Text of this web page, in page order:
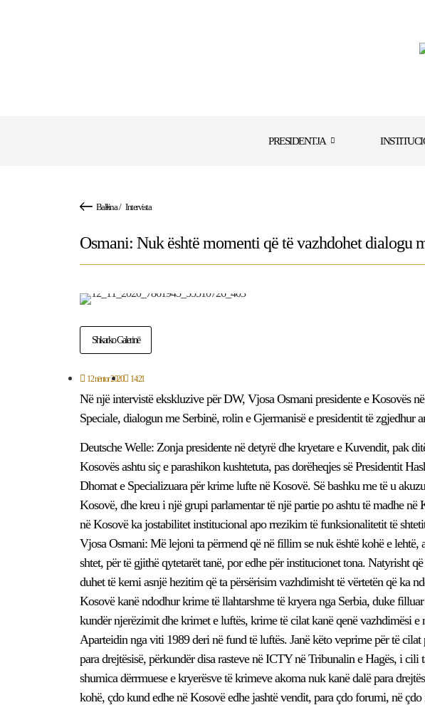
PRESIDENTJA
Ballina/ Intervista
Osmani: Nuk është momenti që të vazhdohet dialogu
Shkarko Galerinë
12 nëntor 2020 14:21
Në një intervistë ekskluzive për DW, Vjosa Osmani presidente e Kosovës
Speciale, dialogun me Serbinë, rolin e Gjermanisë e presidentit të zgjedhur
Deutsche Welle: Zonja presidente në detyrë dhe kryetare e Kuvendit, pak
Kosovës ashtu siç e parashikon kushtetuta, pas dorëheqjes së Presidentit
Dhomat e Specializuara për krime lufte në Kosovë. Së bashku me të u
Kosovë, dhe kreu i një grupi parlamentar të një partie po ashtu të madhe
në Kosovë ka jostabilitet institucional apo rrezikim të funksionalitetit të
Vjosa Osmani: Më lejoni ta përmend që në fillim se nuk është kohë e lehtë,
shtet, për të gjithë qytetarët tanë, por edhe për institucionet tona. Natyrisht
duhet të kemi asnjë hezitim që ta përsërisim vazhdimisht të vërtetën që ka
Kosovë kanë ndodhur krime të llahtarshme të kryera nga Serbia, duke
kundër njerëzimit dhe krimet e luftës, krime të cilat kanë qenë vazhdimësi
Aparteidin nga viti 1989 deri në fund të luftës. Janë këto veprime për të
para drejtësisë, përkundër disa rasteve në ICTY në Tribunalin e Hagës, i
shumica dërrmuese e kryerësve të krimeve akoma nuk kanë dalë para
kohë, çdo kund edhe në Kosovë edhe jashtë vendit, para çdo forumi, në